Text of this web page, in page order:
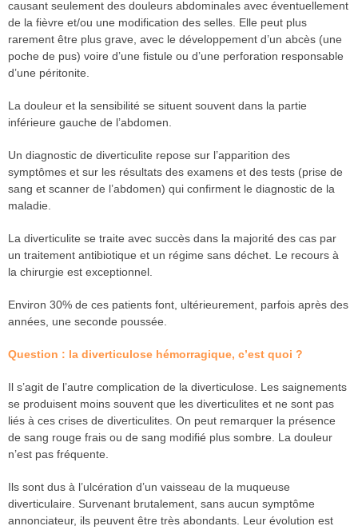
causant seulement des douleurs abdominales avec éventuellement
de la fièvre et/ou une modification des selles. Elle peut plus
rarement être plus grave, avec le développement d’un abcès (une
poche de pus) voire d’une fistule ou d’une perforation responsable
d’une péritonite.
La douleur et la sensibilité se situent souvent dans la partie
inférieure gauche de l’abdomen.
Un diagnostic de diverticulite repose sur l’apparition des
symptômes et sur les résultats des examens et des tests (prise de
sang et scanner de l’abdomen) qui confirment le diagnostic de la
maladie.
La diverticulite se traite avec succès dans la majorité des cas par
un traitement antibiotique et un régime sans déchet. Le recours à
la chirurgie est exceptionnel.
Environ 30% de ces patients font, ultérieurement, parfois après des
années, une seconde poussée.
Question : la diverticulose hémorragique, c’est quoi ?
Il s’agit de l’autre complication de la diverticulose. Les saignements
se produisent moins souvent que les diverticulites et ne sont pas
liés à ces crises de diverticulites. On peut remarquer la présence
de sang rouge frais ou de sang modifié plus sombre. La douleur
n’est pas fréquente.
Ils sont dus à l’ulcération d’un vaisseau de la muqueuse
diverticulaire. Survenant brutalement, sans aucun symptôme
annonciateur, ils peuvent être très abondants. Leur évolution est